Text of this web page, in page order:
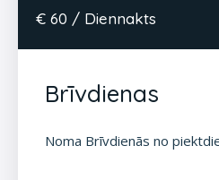
€ 60 / Diennakts
Brīvdienas
Noma Brīvdienās no